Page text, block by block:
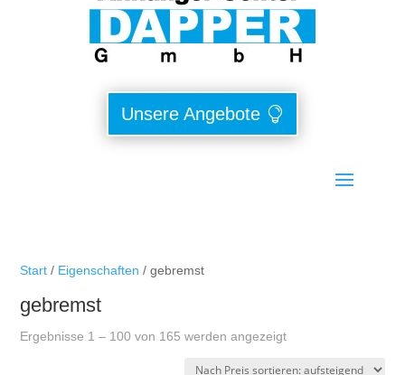
Unsere Angebote
Start / Eigenschaften / gebremst
gebremst
Ergebnisse 1 – 100 von 165 werden angezeigtNach
sortiert: